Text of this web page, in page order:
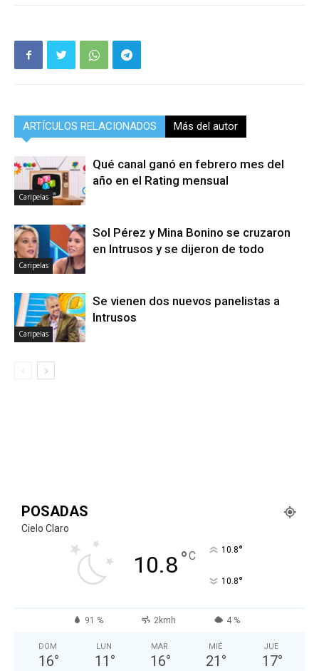
ARTÍCULOS RELACIONADOS Más del autor
Caripelas
Qué canal ganó en febrero mes del
año en el Rating mensual
Caripelas
Sol Pérez y Mina Bonino se cruzaron
en Intrusos y se dijeron de todo
Caripelas
Se vienen dos nuevos panelistas a
Intrusos
POSADAS
Cielo Claro
10.8°C 10.8°
10.8°
91 % 2kmh 4 %
DOM
16°
LUN
11 °
MAR
16°
MIÉ
21 °
JUE
17°